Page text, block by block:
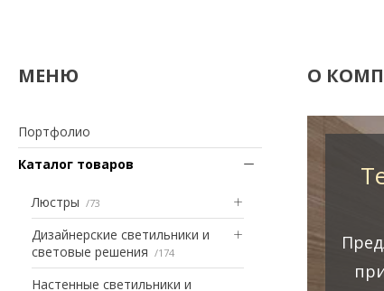
Портфолио
Каталог товаров
Люстры 73
Дизайнерские светильники и
световые решения
174
Настенные светильники и
О